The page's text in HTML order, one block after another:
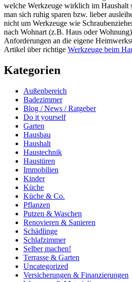
welche Werkzeuge wirklich im Haushalt
man sich ruhig sparen bzw. lieber
nicht um Werkzeuge wie
nach Wohnart (z.B. Haus oder
Anforderungen an die eigene
Artikel über richtige Werkzeuge beim
Kategorien
Außenbereich
Badezimmer
Blog / News / Ratgeber
Do it yourself
Garten
Hausbau
Haushalt
Haustechnik
Haustüren
Immobilien
Kinder
Küche
Küche & Co.
Pflanzen
Putzen & Waschen
Renovieren & Sanieren
Schädlinge
Schlafzimmer
Selber machen!
Terrasse & Garten
Uncategorized
Versicherungen & Finanzierungen